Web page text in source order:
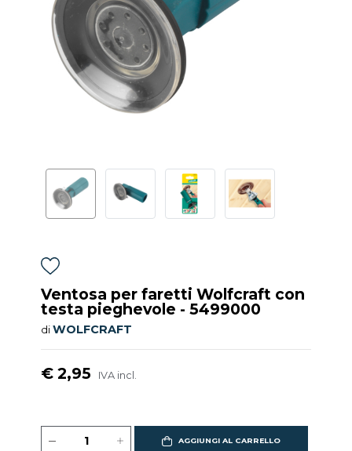
Ventosa per faretti Wolfcraft con
testa pieghevole - 5499000
diWOLFCRAFT
€ 2,95 IVA incl.
AGGIUNGI AL CARRELLO